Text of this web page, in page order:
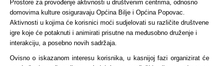
Prostore za provođenje aktivnosti u društvenim centrima, odnosno
domovima kulture osiguravaju Općina Bilje i Općina Popovac.
Aktivnosti u kojima će korisnici moći sudjelovati su različite društvene
igre koje će potaknuti i animirati prisutne na međusobno druženje i
interakciju, a posebno novih sadržaja.
Ovisno o iskazanom interesu korisnika, u kasnijoj fazi organizirat će